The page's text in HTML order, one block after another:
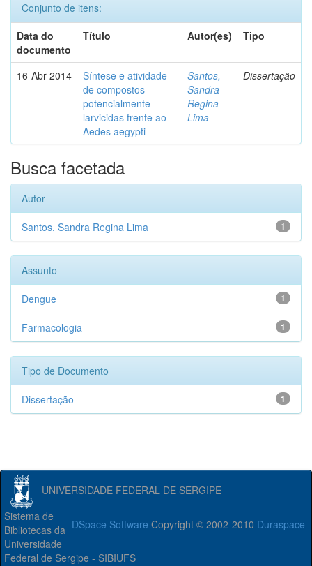
Conjunto de itens:
Data do
documento
Título Autor(es) Tipo
16-Abr-2014
Síntese e atividade
de compostos
potencialmente
larvicidas frente ao
Aedes aegypti
Santos,
Sandra
Regina
Lima
Dissertação
Busca facetada
Autor
1
Santos, Sandra Regina Lima
Assunto
1
Dengue
1
Farmacologia
Tipo de Documento
1
Dissertação
UNIVERSIDADE FEDERAL DE SERGIPE
DSpace Software Copyright © 2002-2010 Duraspace
Sistema de
Bibliotecas da
Universidade
Federal de Sergipe - SIBIUFS